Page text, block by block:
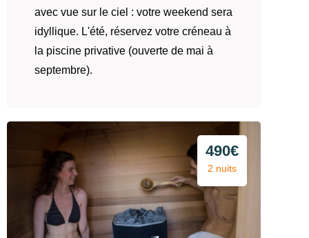
avec vue sur le ciel : votre weekend sera
idyllique. L'été, réservez votre créneau à
la piscine privative (ouverte de mai à
septembre).
490€
2 nuits